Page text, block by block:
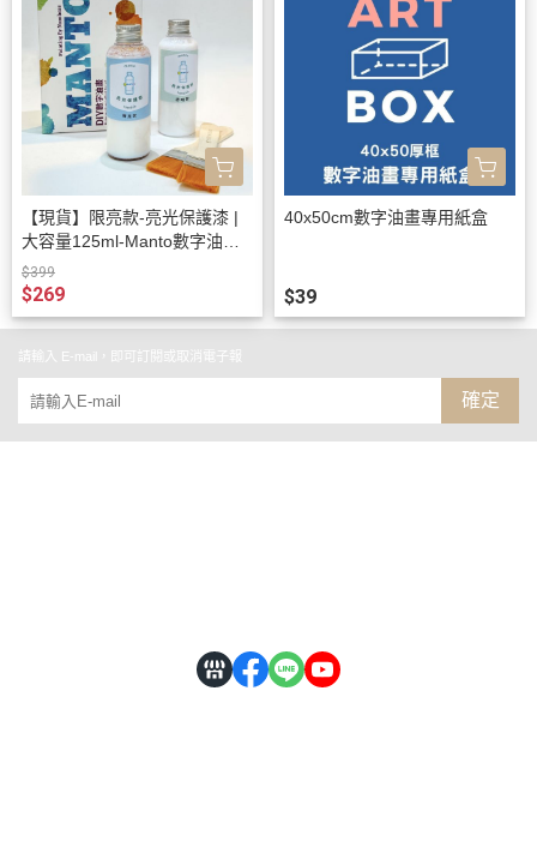
【現貨】限亮款-亮光保護漆 |
大容量125ml-Manto數字油畫
專用
$399
$269
40x50cm數字油畫專用紙盒
$39
請輸入 E-mail，即可訂閱或取消電子報
確定